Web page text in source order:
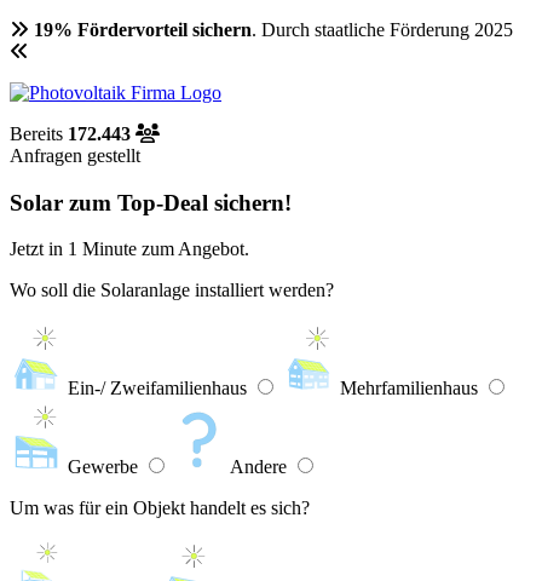
19% Fördervorteil sichern. Durch staatliche Förderung 2025
Bereits 172.443
Anfragen gestellt
Solar zum Top-Deal sichern!
Jetzt in 1 Minute zum Angebot.
Wo soll die Solaranlage installiert werden?
Ein-/ Zweifamilienhaus Mehrfamilienhaus
Gewerbe
Andere
Um was für ein Objekt handelt es sich?